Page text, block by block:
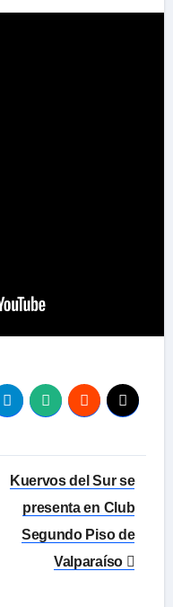
Kuervos del Sur se
presenta en Club
Segundo Piso de
Valparaíso